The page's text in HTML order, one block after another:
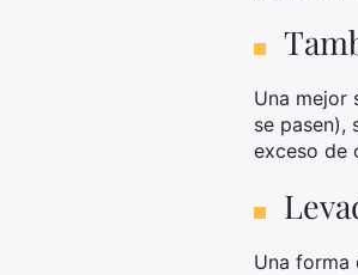
Una mejor
se pasen),
exceso de
Una forma